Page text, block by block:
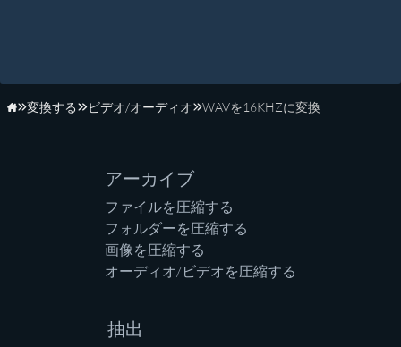
ホーム
変換する ビデオ/オーディオ WAVを16KHZに変換
アーカイブ
ファイルを圧縮する
フォルダーを圧縮する
画像を圧縮する
オーディオ/ビデオを圧縮する
抽出